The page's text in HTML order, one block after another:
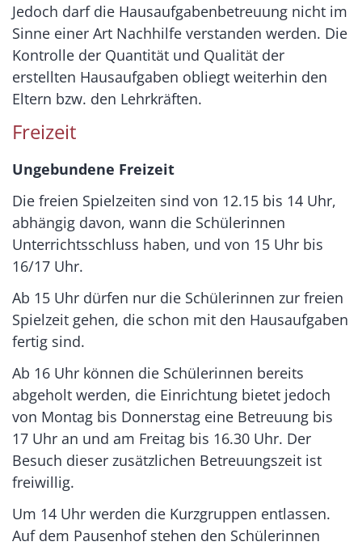
Jedoch darf die Hausaufgabenbetreuung nicht im
Sinne einer Art Nachhilfe verstanden werden. Die
Kontrolle der Quantität und Qualität der
erstellten Hausaufgaben obliegt weiterhin den
Eltern bzw. den Lehrkräften.
Freizeit
Ungebundene Freizeit
Die freien Spielzeiten sind von 12.15 bis 14 Uhr,
abhängig davon, wann die Schülerinnen
Unterrichtsschluss haben, und von 15 Uhr bis
16/17 Uhr.
Ab 15 Uhr dürfen nur die Schülerinnen zur freien
Spielzeit gehen, die schon mit den Hausaufgaben
fertig sind.
Ab 16 Uhr können die Schülerinnen bereits
abgeholt werden, die Einrichtung bietet jedoch
von Montag bis Donnerstag eine Betreuung bis
17 Uhr an und am Freitag bis 16.30 Uhr. Der
Besuch dieser zusätzlichen Betreuungszeit ist
freiwillig.
Um 14 Uhr werden die Kurzgruppen entlassen.
Auf dem Pausenhof stehen den Schülerinnen